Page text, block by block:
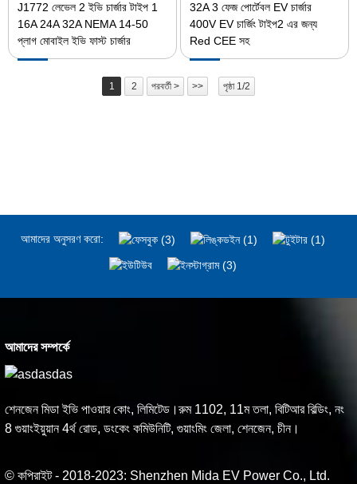
J1772 লেভেল 2 ইভি চার্জার টাইপ 1
16A 24A 32A NEMA 14-50
প্লাগ মোবাইল ইভি ফাস্ট চার্জার
32A 3 ফেজ পোর্টেবল EV চার্জার
400V EV চার্জিং টাইপ2 এর জন্য
Red CEE সহ
1 2 পরবর্তী > >> পৃষ্ঠা 1/2
আমাদের অনুসরণ করো:
আমাদের সম্পর্কে
শেনজেন মিডা ইভি পাওয়ার কোং, লিমিটেড।রুম 1102, 11ম তলা, বিটিআর বিল্ডিং, নং
8 গুয়াংইয়ুয়ান 4র্থ রোড, ডংকেং কমিউনিটি, গুয়াংমিং জেলা, শেনজেন, চীন।
© কপিরাইট - 2018-2023: Shenzhen Mida EV Power Co., Ltd.